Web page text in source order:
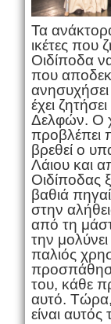
Τα
ικέτες που
Οιδίποδα
που
ανησυχήσει
έχει
Δελφών. Ο
προβλέπει
βρεθεί ο
Λάιου και
Οιδίποδας
βαθιά
στην
από τη
την
παλιός
του, κάθε
αυτό.
είναι αυτός